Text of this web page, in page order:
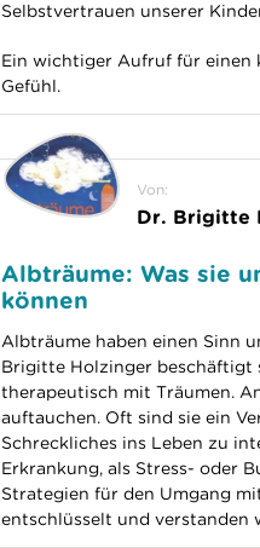
Selbstvertrauen unserer
Ein wichtiger Aufruf für einen
Gefühl.
Von:
Dr. Brigitte
Albträume: Was sie
können
Albträume haben einen Sinn
Brigitte Holzinger beschäftigt
therapeutisch mit Träumen.
auftauchen. Oft sind sie ein
Schreckliches ins Leben zu
Erkrankung, als Stress- oder
Strategien für den Umgang
entschlüsselt und verstanden